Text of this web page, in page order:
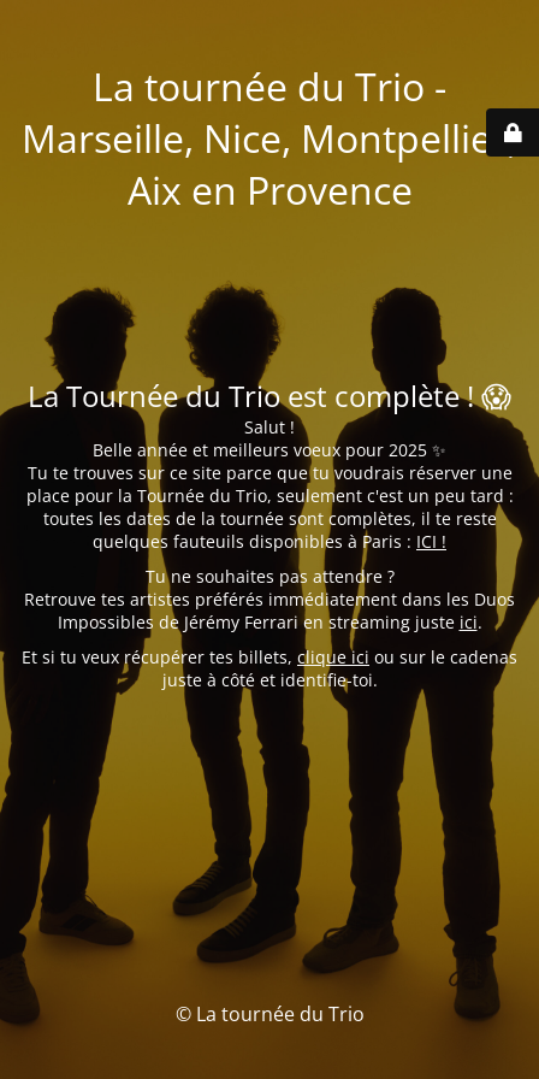
La tournée du Trio -
Marseille, Nice, Montpellier,
Aix en Provence
La Tournée du Trio est complète ! 😱
Salut !
Belle année et meilleurs voeux pour 2025 ✨
Tu te trouves sur ce site parce que tu voudrais réserver une
place pour la Tournée du Trio, seulement c'est un peu tard :
toutes les dates de la tournée sont complètes, il te reste
quelques fauteuils disponibles à Paris : ICI !
Tu ne souhaites pas attendre ?
Retrouve tes artistes préférés immédiatement dans les Duos
Impossibles de Jérémy Ferrari en streaming juste ici.
Et si tu veux récupérer tes billets, clique ici ou sur le cadenas
juste à côté et identifie-toi.
© La tournée du Trio